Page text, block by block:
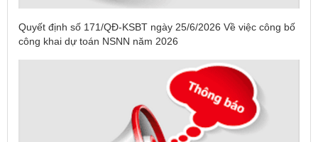
Quyết định số 171/QĐ-KSBT ngày 25/6/2026 Về việc công bố
công khai dự toán NSNN năm 2026